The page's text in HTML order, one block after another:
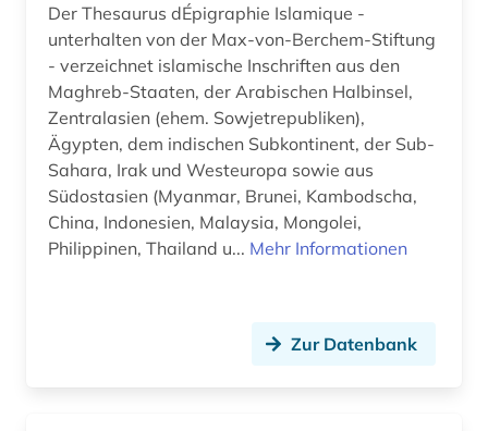
palästina (1)
persien (1)
persisch (11)
pharmazie (1)
philosophie des mittelalters (1)
Der Thesaurus dÉpigraphie Islamique -
unterhalten von der Max-von-Berchem-Stiftung
- verzeichnet islamische Inschriften aus den
Maghreb-Staaten, der Arabischen Halbinsel,
Zentralasien (ehem. Sowjetrepubliken),
Ägypten, dem indischen Subkontinent, der Sub-
Sahara, Irak und Westeuropa sowie aus
Südostasien (Myanmar, Brunei, Kambodscha,
China, Indonesien, Malaysia, Mongolei,
Philippinen, Thailand u... Mehr Informationen
Zur Datenbank